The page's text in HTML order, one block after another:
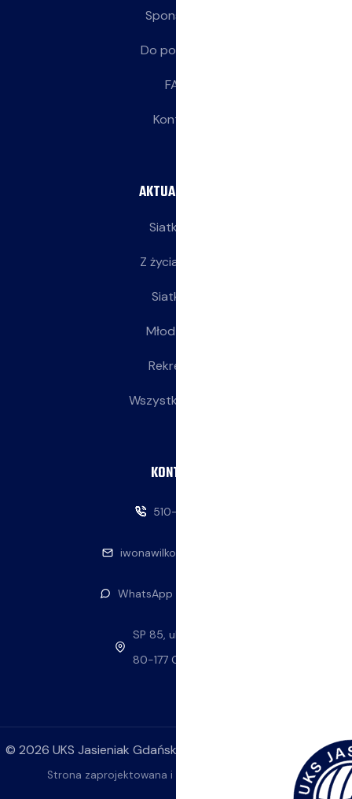
Sponsorzy
Do pobrania
FAQ
Kontakt
AKTUALNOŚCI
Siatkarze
Z życia klubu
Siatkarki
Młodziczki
Rekreacja
Wszystkie wpisy
KONTAKT
510-146-069
iwonawilkowska@interia.pl
WhatsApp — napisz do nas
SP 85, ul. Stolema 59
80-177 Gdańsk
© 2026 UKS Jasieniak Gdańsk. Wszelkie prawa zastrzeżone.
Strona zaprojektowana i wykonana przez ok4YOU